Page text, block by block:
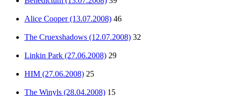
Alice Cooper (13.07.2008) 46
The Cruexshadows (12.07.2008) 32
Linkin Park (27.06.2008) 29
HIM (27.06.2008) 25
The Winyls (28.04.2008) 15